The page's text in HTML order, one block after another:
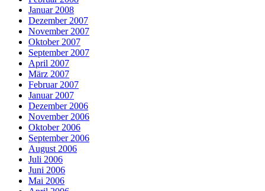
Januar 2008
Dezember 2007
November 2007
Oktober 2007
September 2007
April 2007
März 2007
Februar 2007
Januar 2007
Dezember 2006
November 2006
Oktober 2006
September 2006
August 2006
Juli 2006
Juni 2006
Mai 2006